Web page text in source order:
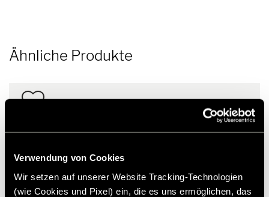
Verwendung von Cookies
Wir setzen auf unserer Website Tracking-Technologien
(wie Cookies und Pixel) ein, die es uns ermöglichen, das
Ähnliche Produkte